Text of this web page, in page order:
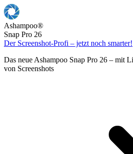
Ashampoo®
Snap Pro 26
Der Screenshot-Profi – jetzt noch smarter!
Das neue Ashampoo Snap Pro 26 – mit
von Screenshots